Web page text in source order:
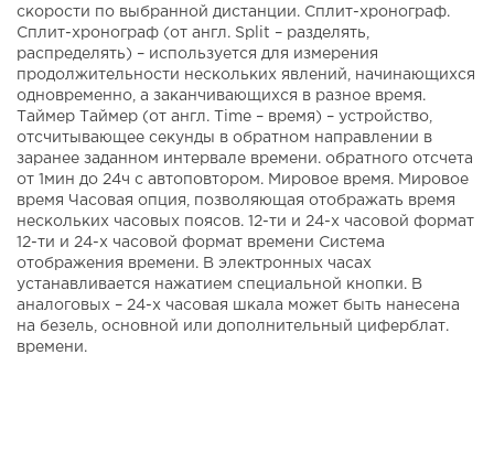
скорости по выбранной дистанции. Сплит-хронограф.
Сплит-хронограф (от англ. Split – разделять,
распределять) – используется для измерения
продолжительности нескольких явлений, начинающихся
одновременно, а заканчивающихся в разное время.
Таймер Таймер (от англ. Time – время) – устройство,
отсчитывающее секунды в обратном направлении в
заранее заданном интервале времени. обратного отсчета
от 1мин до 24ч с автоповтором. Мировое время. Мировое
время Часовая опция, позволяющая отображать время
нескольких часовых поясов. 12-ти и 24-х часовой формат
12-ти и 24-х часовой формат времени Система
отображения времени. В электронных часах
устанавливается нажатием специальной кнопки. В
аналоговых – 24-х часовая шкала может быть нанесена
на безель, основной или дополнительный циферблат.
времени.